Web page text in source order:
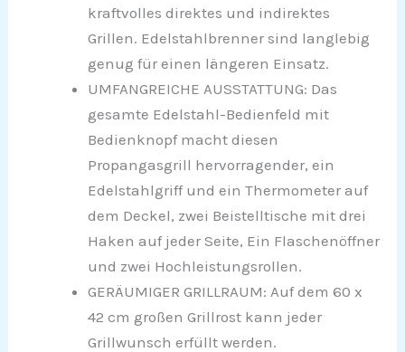
kraftvolles direktes und indirektes
Grillen. Edelstahlbrenner sind langlebig
genug für einen längeren Einsatz.
UMFANGREICHE AUSSTATTUNG: Das
gesamte Edelstahl-Bedienfeld mit
Bedienknopf macht diesen
Propangasgrill hervorragender, ein
Edelstahlgriff und ein Thermometer auf
dem Deckel, zwei Beistelltische mit drei
Haken auf jeder Seite, Ein Flaschenöffner
und zwei Hochleistungsrollen.
GERÄUMIGER GRILLRAUM: Auf dem 60 x
42 cm großen Grillrost kann jeder
Grillwunsch erfüllt werden.